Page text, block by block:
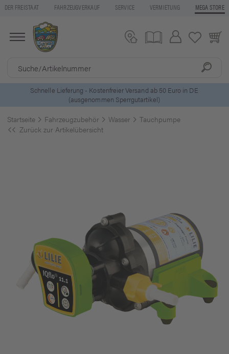
DER FREISTAAT FAHRZEUGVERKAUF SERVICE VERMIETUNG MEGA STORE
5 Euro Gutschein* beiNewsletter-Anmeldung
Startseite Fahrzeugzubehör Wasser
Tauchpumpe
Zurück zur Artikelübersicht